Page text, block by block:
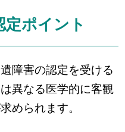
ポイント
障害の認定を受ける
異なる医学的に客観
められます。